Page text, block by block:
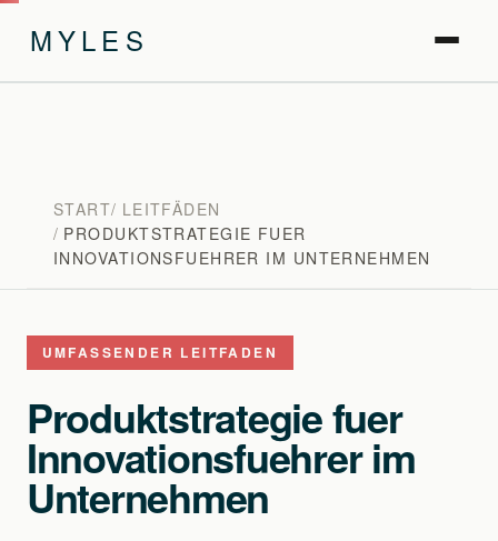
MYLES
START LEITFÄDEN
PRODUKTSTRATEGIE FUER
INNOVATIONSFUEHRER IM UNTERNEHMEN
UMFASSENDER LEITFADEN
Produktstrategie fuer
Innovationsfuehrer im
Unternehmen